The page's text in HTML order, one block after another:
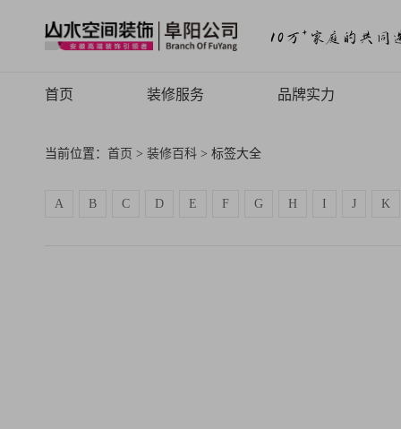
首页 装修服务 品牌实力
当前位置： 首页 > 装修百科 > 标签大全
A B C D E F G H I J K